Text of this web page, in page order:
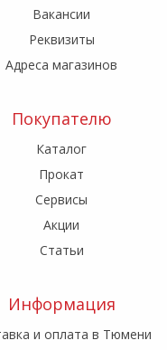
Вакансии
Реквизиты
Адреса магазинов
Покупателю
Каталог
Прокат
Сервисы
Акции
Статьи
Информация
и оплата в Тюмени